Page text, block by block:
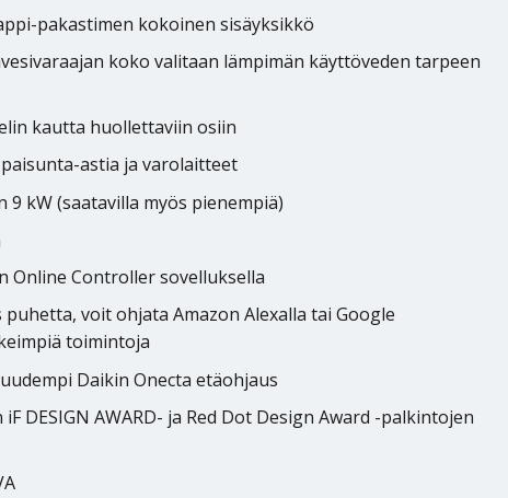
pakastimen kokoinen sisäyksikkö
koko valitaan lämpimän käyttöveden tarpeen
kautta huollettaviin osiin
astia ja varolaitteet
kW (saatavilla myös pienempiä)
Online Controller sovelluksella
puhetta, voit ohjata Amazon Alexalla tai Google
toimintoja
Daikin Onecta etäohjaus
DESIGN AWARD- ja Red Dot Design Award -palkintojen